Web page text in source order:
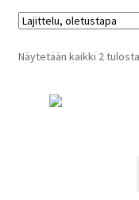
Verkkokauppa
Sähköasennus &
Yhteystiedot
Näytetään kaikki 2 tulosta